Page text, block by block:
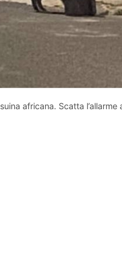
africana. Scatta l’allarme